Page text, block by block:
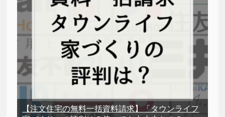
【注文住宅の無料一括資料請求】「タウンライフ